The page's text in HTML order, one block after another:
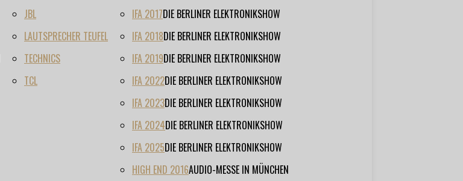
JBL
LAUTSPRECHER TEUFEL
TECHNICS
TCL
IFA 2017DIE BERLINER ELEKTRONIKSHOW
IFA 2018DIE BERLINER ELEKTRONIKSHOW
IFA 2019DIE BERLINER ELEKTRONIKSHOW
IFA 2022DIE BERLINER ELEKTRONIKSHOW
IFA 2023DIE BERLINER ELEKTRONIKSHOW
IFA 2024DIE BERLINER ELEKTRONIKSHOW
IFA 2025DIE BERLINER ELEKTRONIKSHOW
HIGH END 2016AUDIO-MESSE IN MÜNCHEN